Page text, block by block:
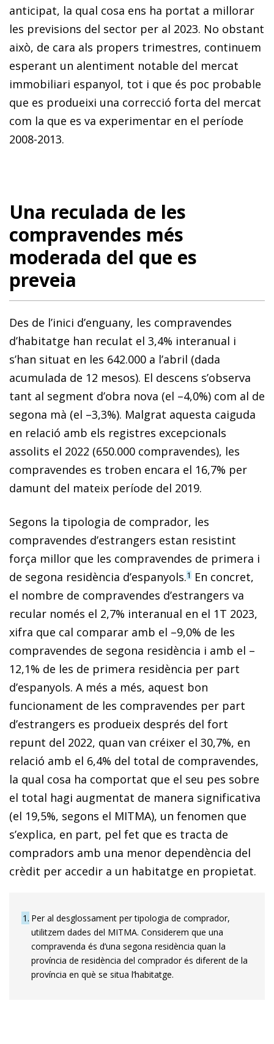
anticipat, la qual cosa ens ha portat a millorar
les previsions del sector per al 2023. No obstant
això, de cara als propers trimestres, continuem
esperant un alentiment notable del mercat
immobiliari espanyol, tot i que és poc probable
que es produeixi una correcció forta del mercat
com la que es va experimentar en el període
2008-2013.
Una reculada de les
compravendes més
moderada del que es
preveia
Des de l’inici d’enguany, les compravendes
d’habitatge han reculat el 3,4% interanual i
s’han situat en les 642.000 a l’abril (dada
acumulada de 12 mesos). El descens s’observa
tant al segment d’obra nova (el –4,0%) com al de
segona mà (el –3,3%). Malgrat aquesta caiguda
en relació amb els registres excepcionals
assolits el 2022 (650.000 compravendes), les
compravendes es troben encara el 16,7% per
damunt del mateix període del 2019.
Segons la tipologia de comprador, les
compravendes d’estrangers estan resistint
força millor que les compravendes de primera i
de segona residència d’espanyols.1 En concret,
el nombre de compravendes d’estrangers va
recular només el 2,7% interanual en el 1T 2023,
xifra que cal comparar amb el –9,0% de les
compravendes de segona residència i amb el –
12,1% de les de primera residència per part
d’espanyols. A més a més, aquest bon
funcionament de les compravendes per part
d’estrangers es produeix després del fort
repunt del 2022, quan van créixer el 30,7%, en
relació amb el 6,4% del total de compravendes,
la qual cosa ha comportat que el seu pes sobre
el total hagi augmentat de manera significativa
(el 19,5%, segons el MITMA), un fenomen que
s’explica, en part, pel fet que es tracta de
compradors amb una menor dependència del
crèdit per accedir a un habitatge en propietat.
1 Per al desglossament per tipologia de comprador,
utilitzem dades del MITMA. Considerem que una
compravenda és d’una segona residència quan la
província de residència del comprador és diferent de la
província en què se situa l’habitatge.